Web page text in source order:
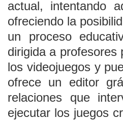
actual, intentando
ofreciendo la
un proceso
dirigida a profesores
los videojuegos y
ofrece un editor
relaciones que
ejecutar los juegos